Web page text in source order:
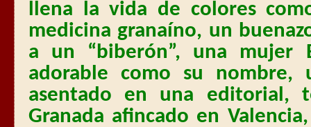
llena la vida de colores
medicina granaíno, un
a un “biberón”, una
adorable como su nombre,
asentado en una editorial,
Granada afincado en